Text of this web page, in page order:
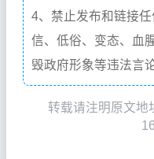
4、禁止发布和链接
信、低俗、变态、血
毁政府形象等违法言
转载请注明原文地